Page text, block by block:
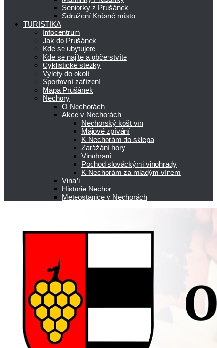
Seniorky z Prušánek
Sdružení Krásné místo
TURISTIKA
Infocentrum
Jak do Prušánek
Kde se ubytujete
Kde se najíte a občerstvíte
Cyklistické stezky
Výlety do okolí
Sportovní zařízení
Mapa Prušánek
Nechory
O Nechorách
Akce v Nechorách
Nechorský košt vín
Májové zpívání
K Nechorám do sklepa
Zarážání hory
Vinobraní
Pochod slováckými vinohrady
K Nechorám za mladým vínem
Vinaři
Historie Nechor
Meteostanice v Nechorách